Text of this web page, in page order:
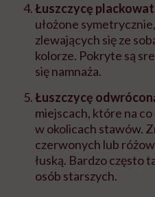
Łuszczycę
ułożone
zlewających się ze
kolorze. Pokryte są
się namnaża.
Łuszczycę
miejscach, które na
w okolicach stawów.
czerwonych lub
łuską. Bardzo często
osób starszych.